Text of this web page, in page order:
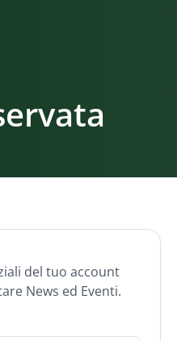
del tuo account
News ed Eventi.